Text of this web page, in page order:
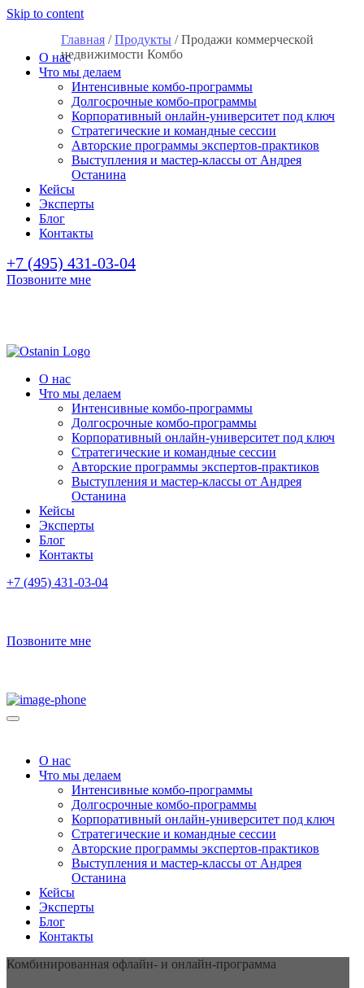
Skip to content
О нас
Что мы делаем
Интенсивные комбо-программы
Долгосрочные комбо-программы
Корпоративный онлайн-университет под ключ
Стратегические и командные сессии
Авторские программы экспертов-практиков
Выступления и мастер-классы от Андрея
Останина
Кейсы
Эксперты
Блог
Контакты
+7 (495) 431-03-04
Позвоните мне
О нас
Что мы делаем
Интенсивные комбо-программы
Долгосрочные комбо-программы
Корпоративный онлайн-университет под ключ
Стратегические и командные сессии
Авторские программы экспертов-практиков
Выступления и мастер-классы от Андрея
Останина
Кейсы
Эксперты
Блог
Контакты
+7 (495) 431-03-04
Позвоните мне
О нас
Что мы делаем
Интенсивные комбо-программы
Долгосрочные комбо-программы
Корпоративный онлайн-университет под ключ
Стратегические и командные сессии
Авторские программы экспертов-практиков
Выступления и мастер-классы от Андрея
Останина
Кейсы
Эксперты
Блог
Контакты
Главная /Продукты /Продажи коммерческой
недвижимости Комбо
Комбинированная офлайн- и онлайн-программа